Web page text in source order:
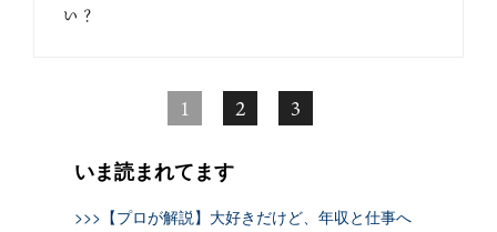
い？
1 2 3
いま読まれてます
>>>【プロが解説】大好きだけど、年収と仕事へ